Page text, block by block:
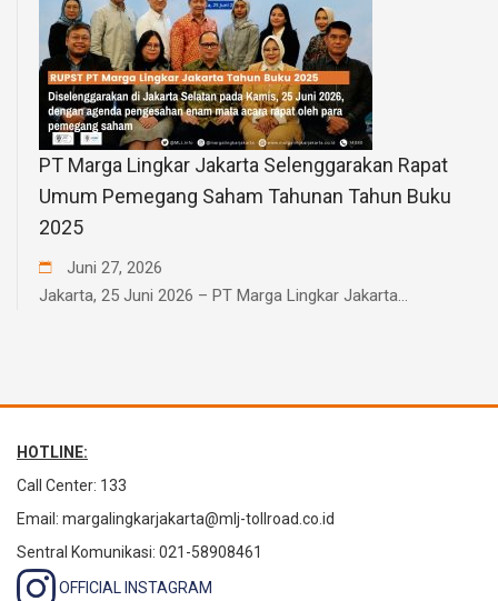
PT Marga Lingkar Jakarta Selenggarakan Rapat
Umum Pemegang Saham Tahunan Tahun Buku
2025
Juni 27, 2026
Jakarta, 25 Juni 2026 – PT Marga Lingkar Jakarta...
HOTLINE:
Call Center: 133
Email: margalingkarjakarta@mlj-tollroad.co.id
Sentral Komunikasi: 021-58908461
OFFICIAL INSTAGRAM